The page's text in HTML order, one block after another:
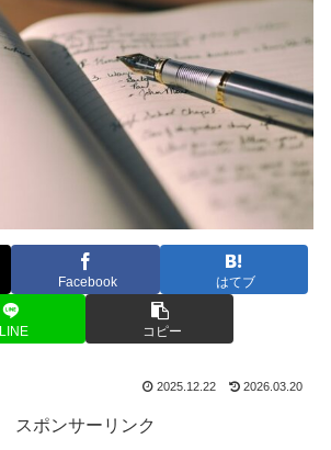
Facebook はてブ
LINE コピー
2025.12.22 2026.03.20
スポンサーリンク